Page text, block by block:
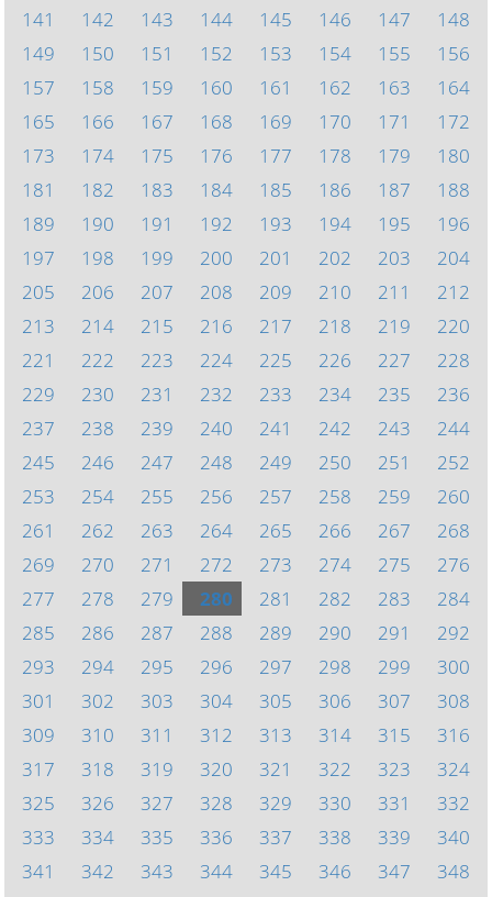
141
142 143 144 145 146 147
148
149
150 151 152 153 154 155
156
157
158 159 160 161 162 163
164
165
166 167 168 169 170 171
172
173
174 175 176 177 178 179
180
181
182 183 184 185 186 187
188
189
190 191 192 193 194 195
196
197
198 199 200 201 202 203
204
205
206 207 208 209 210 211
212
213
214 215 216 217 218 219
220
221
222 223 224 225 226 227
228
229
230 231 232 233 234 235
236
237
238 239 240 241 242 243
244
245
246 247 248 249 250 251
252
253
254 255 256 257 258 259
260
261
262 263 264 265 266 267
268
269
270 271 272 273 274 275
276
277
278 279 280 281 282 283
284
285
286 287 288 289 290 291
292
293
294 295 296 297 298 299
300
301
302 303 304 305 306 307
308
309
310 311 312 313 314 315
316
317
318 319 320 321 322 323
324
325
326 327 328 329 330 331
332
333
334 335 336 337 338 339
340
341
342 343 344 345 346 347
348